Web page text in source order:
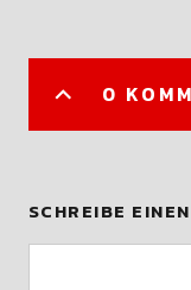
0
SCHREIBE